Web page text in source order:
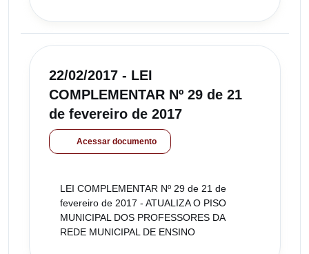
22/02/2017 - LEI
COMPLEMENTAR Nº 29 de 21
de fevereiro de 2017
Acessar documento
LEI COMPLEMENTAR Nº 29 de 21 de
fevereiro de 2017 - ATUALIZA O PISO
MUNICIPAL DOS PROFESSORES DA
REDE MUNICIPAL DE ENSINO